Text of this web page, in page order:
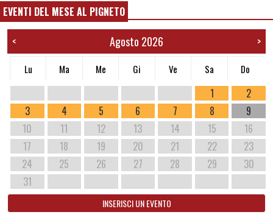
EVENTI DEL MESE AL PIGNETO
< Agosto 2026 >
Lu Ma Me Gi Ve Sa Do
1
2
3
4 5 6 7 8
9
10
11 12 13 14 15
16
17
18 19 20 21 22
23
24
25 26 27 28 29
30
31
INSERISCI UN EVENTO